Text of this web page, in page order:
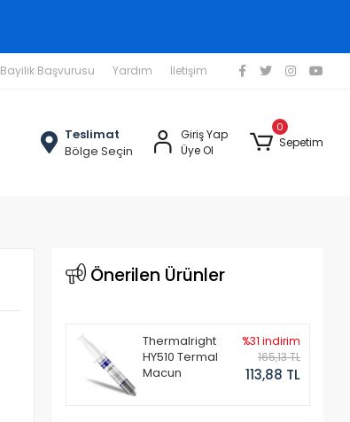
Bayilik Başvurusu Yardım İletişim
Teslimat
Bölge Seçin
Giriş Yap
Üye Ol
0
Sepetim
Önerilen Ürünler
Thermalright
HY510 Termal
Macun
%31 indirim
165,13 TL
113,88 TL